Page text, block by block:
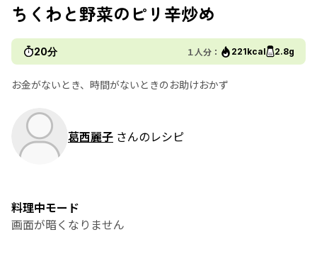
ちくわと野菜のピリ辛炒め
20分 １人分： 221kcal 2.8g
お金がないとき、時間がないときのお助けおかず
葛西麗子 さんのレシピ
料理中モード
画面が暗くなりません